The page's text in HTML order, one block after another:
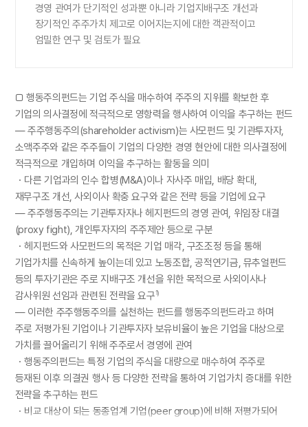
경영 관여가 단기적인 성과뿐 아니라 기업지배구조 개선과
장기적인 주주가치 제고로 이어지는지에 대한 객관적이고
엄밀한 연구 및 검토가 필요
□ 행동주의펀드는 기업 주식을 매수하여 주주의 지위를 확보한 후
기업의 의사결정에 적극적으로 영항력을 행사하여 이익을 추구하는 펀드
— 주주행동주의(shareholder activism)는 사모펀드 및 기관투자자,
소액주주와 같은 주주들이 기업의 다양한 경영 현안에 대한 의사결정에
적극적으로 개입하며 이익을 추구하는 활동을 의미
・다른 기업과의 인수 합병(M&A)이나 자사주 매입, 배당 확대,
재무구조 개선, 사외이사 확충 요구와 같은 전략 등을 기업에 요구
— 주주행동주의는 기관투자자나 헤지펀드의 경영 관여, 위임장 대결
(proxy fight), 개인투자자의 주주제안 등으로 구분
・헤지펀드와 사모펀드의 목적은 기업 매각, 구조조정 등을 통해
기업가치를 신속하게 높이는데 있고 노동조합, 공적연기금, 뮤추얼펀드
등의 투자기관은 주로 지배구조 개선을 위한 목적으로 사외이사나
감사위원 선임과 관련된 전략을 요구1)
— 이러한 주주행동주의를 실천하는 펀드를 행동주의펀드라고 하며
주로 저평가된 기업이나 기관투자자 보유비율이 높은 기업을 대상으로
가치를 끌어올리기 위해 주주로서 경영에 관여
・행동주의펀드는 특정 기업의 주식을 대량으로 매수하여 주주로
등재된 이후 의결권 행사 등 다양한 전략을 통하여 기업가치 증대를 위한
전략을 추구하는 펀드
・비교 대상이 되는 동종업계 기업(peer group)에 비해 저평가되어